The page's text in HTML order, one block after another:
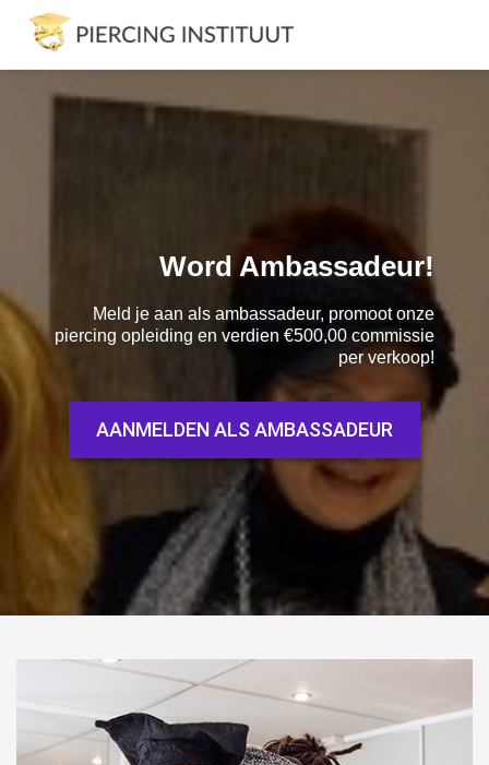
Word Ambassadeur!
Meld je aan als ambassadeur, promoot onze
piercing opleiding en verdien €500,00 commissie
per verkoop!
AANMELDEN ALS AMBASSADEUR